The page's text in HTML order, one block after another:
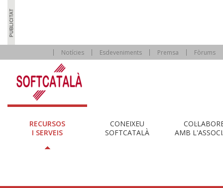
Notícies Esdeveniments Premsa Fòrums
RECURSOS
I SERVEIS
CONEIXEU
SOFTCATALÀ
AMB